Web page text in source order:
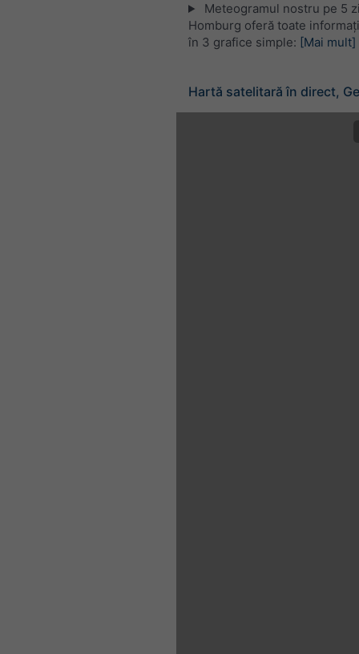
Meteogramul nostru pe 5
Homburg oferă toate
în 3 grafice simple: [Mai mult]
Hartă satelitară în direct,